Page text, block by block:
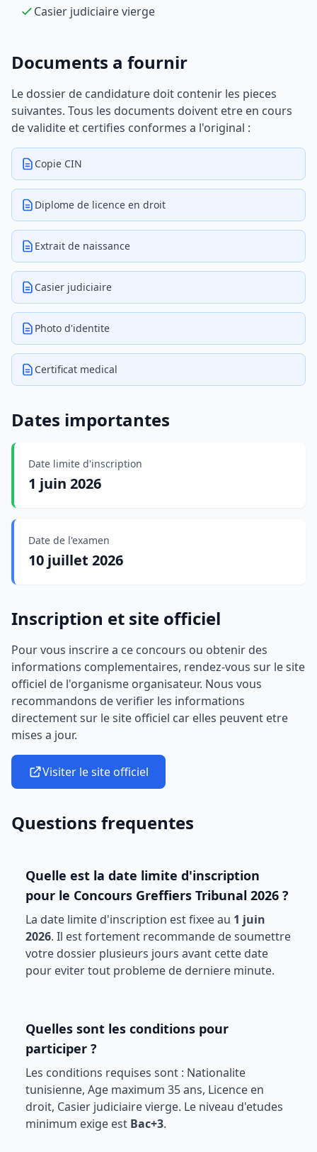
Casier judiciaire vierge
Documents a fournir
Le dossier de candidature doit contenir les pieces
suivantes. Tous les documents doivent etre en cours
de validite et certifies conformes a l'original :
Copie CIN
Diplome de licence en droit
Extrait de naissance
Casier judiciaire
Photo d'identite
Certificat medical
Dates importantes
Date limite d'inscription
1 juin 2026
Date de l'examen
10 juillet 2026
Inscription et site officiel
Pour vous inscrire a ce concours ou obtenir des
informations complementaires, rendez-vous sur le site
officiel de l'organisme organisateur. Nous vous
recommandons de verifier les informations
directement sur le site officiel car elles peuvent etre
mises a jour.
Visiter le site officiel
Questions frequentes
Quelle est la date limite d'inscription
pour le Concours Greffiers Tribunal 2026 ?
La date limite d'inscription est fixee au 1 juin
2026. Il est fortement recommande de soumettre
votre dossier plusieurs jours avant cette date
pour eviter tout probleme de derniere minute.
Quelles sont les conditions pour
participer ?
Les conditions requises sont : Nationalite
tunisienne, Age maximum 35 ans, Licence en
droit, Casier judiciaire vierge. Le niveau d'etudes
minimum exige est Bac+3.